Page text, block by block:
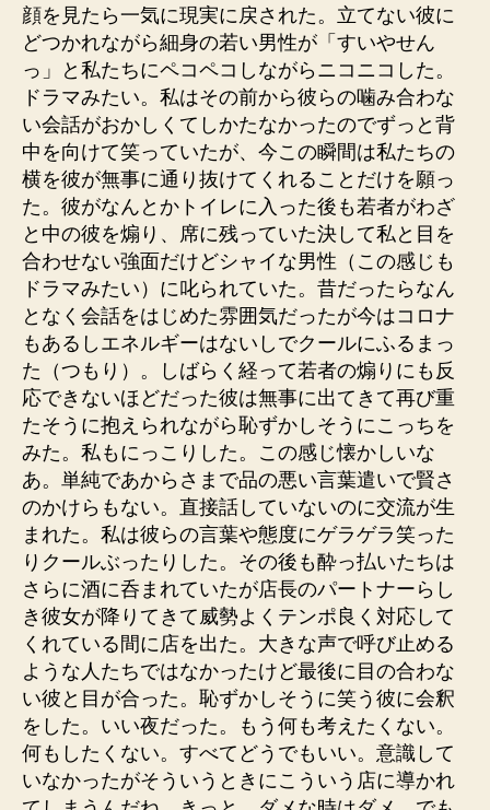
顔を見たら一気に現実に戻された。立てない彼に
どつかれながら細身の若い男性が「すいやせん
っ」と私たちにペコペコしながらニコニコした。
ドラマみたい。私はその前から彼らの噛み合わな
い会話がおかしくてしかたなかったのでずっと背
中を向けて笑っていたが、今この瞬間は私たちの
横を彼が無事に通り抜けてくれることだけを願っ
た。彼がなんとかトイレに入った後も若者がわざ
と中の彼を煽り、席に残っていた決して私と目を
合わせない強面だけどシャイな男性（この感じも
ドラマみたい）に叱られていた。昔だったらなん
となく会話をはじめた雰囲気だったが今はコロナ
もあるしエネルギーはないしでクールにふるまっ
た（つもり）。しばらく経って若者の煽りにも反
応できないほどだった彼は無事に出てきて再び重
たそうに抱えられながら恥ずかしそうにこっちを
みた。私もにっこりした。この感じ懐かしいな
あ。単純であからさまで品の悪い言葉遣いで賢さ
のかけらもない。直接話していないのに交流が生
まれた。私は彼らの言葉や態度にゲラゲラ笑った
りクールぶったりした。その後も酔っ払いたちは
さらに酒に呑まれていたが店長のパートナーらし
き彼女が降りてきて威勢よくテンポ良く対応して
くれている間に店を出た。大きな声で呼び止める
ような人たちではなかったけど最後に目の合わな
い彼と目が合った。恥ずかしそうに笑う彼に会釈
をした。いい夜だった。もう何も考えたくない。
何もしたくない。すべてどうでもいい。意識して
いなかったがそういうときにこういう店に導かれ